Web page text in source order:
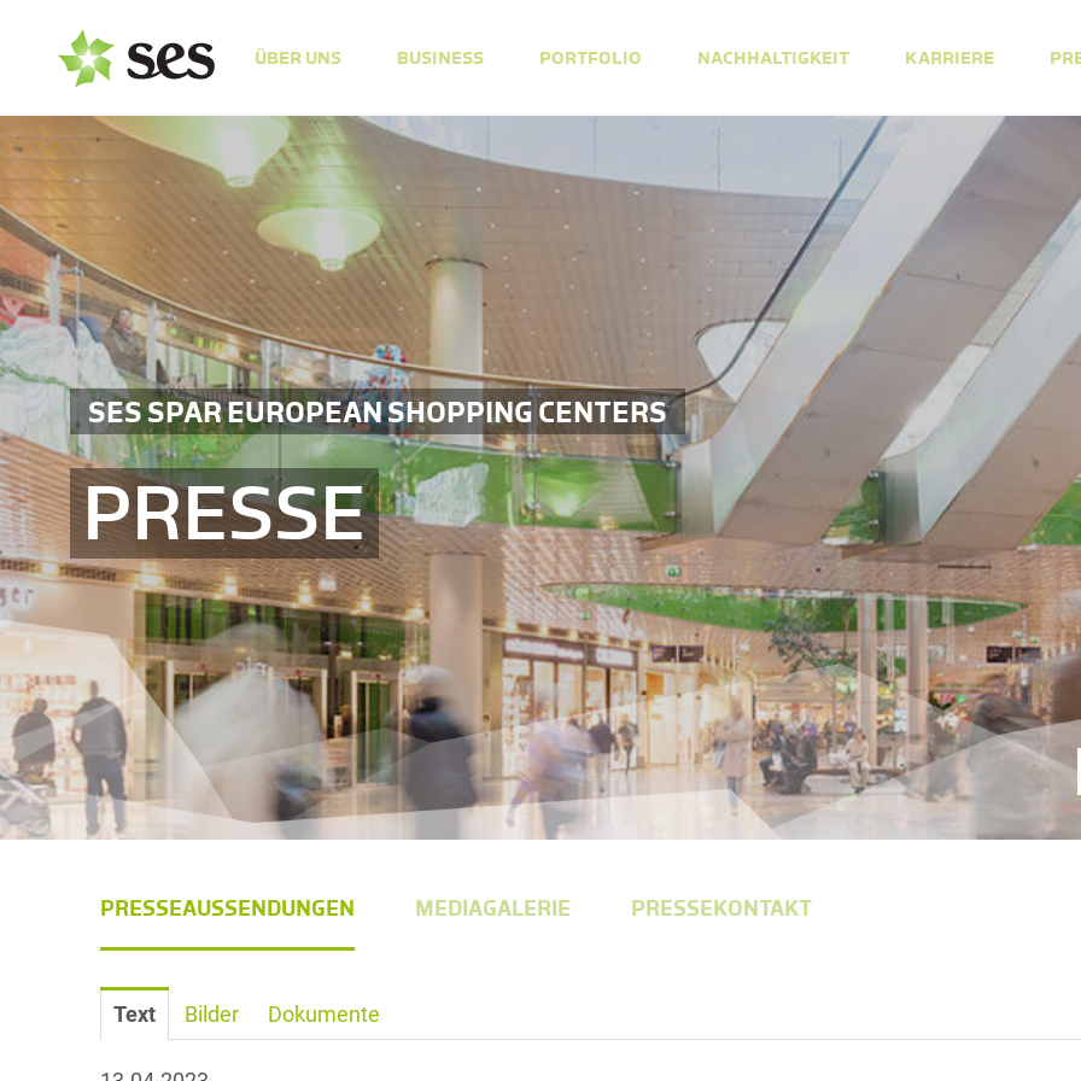
ÜBER UNS BUSINESS PORTFOLIO NACHHALTIGKEIT KARRIERE
SES SPAR EUROPEAN SHOPPING CENTERS
PRESSE
PRESSEAUSSENDUNGEN MEDIAGALERIE PRESSEKONTAKT
Text Bilder Dokumente